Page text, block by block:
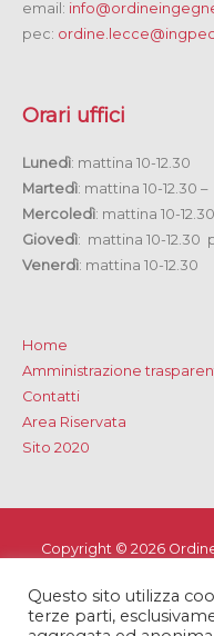
email:
pec:
Orari uffici
Lunedì: mattina 10-12.30
Martedì: mattina 10-12.30
Mercoledì: mattina 10-12.30
Giovedì: mattina 10-12.30
Venerdì: mattina 10-12.30
Home
Amministrazione
Contatti
Area Riservata
Sito 2020
Copyright © 2026
Privacy e Cookie
Questo sito utilizza
terze parti,